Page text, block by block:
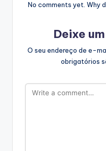
No comments yet. Why
Deixe
O seu endereço de e-
obrigatórios